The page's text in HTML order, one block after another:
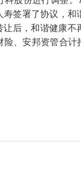
签署了协议，和
后，和谐健康不
、安邦资管合计